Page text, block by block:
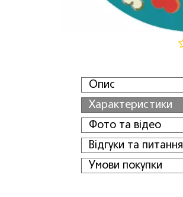
Опис
Характеристики
Фото та відео
Відгуки та питання
Умови покупки